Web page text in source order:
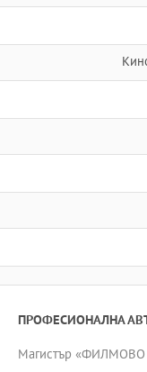
ПРОФЕСИОНАЛНА
Магистър